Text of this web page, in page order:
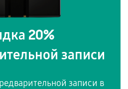
20%
записи
записи в